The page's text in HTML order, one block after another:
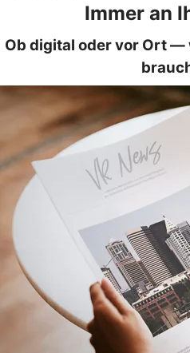
Immer an
Ob digital oder vor Ort —